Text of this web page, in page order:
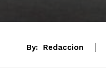
By: Redaccion